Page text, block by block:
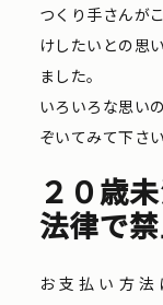
つくり手さんが
けしたいとの思
ました。
いろいろな思い
ぞいてみて下さい
２０歳
法律で禁
お支払い方法